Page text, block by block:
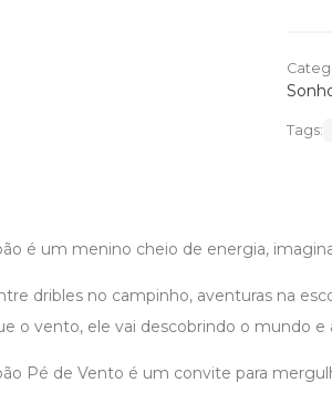
Tags:
é um menino cheio de energia,
dribles no campinho, aventuras na
o vento, ele vai descobrindo o mundo
Pé de Vento é um convite para